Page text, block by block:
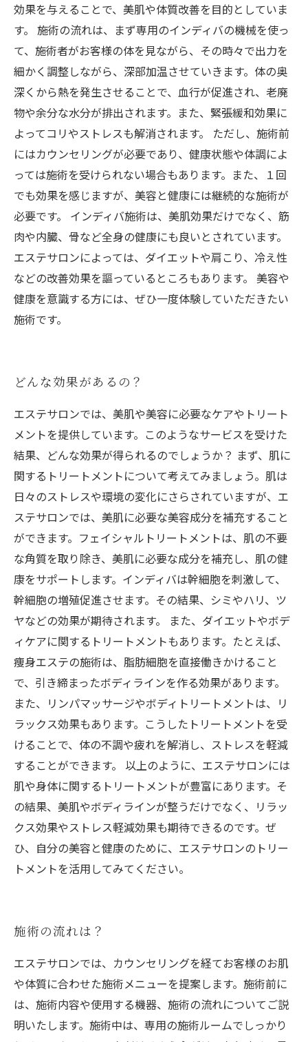
効果を与えることで、美肌や体質改善を目的としていま
す。 施術の流れは、まず専用のインディバの機械を使っ
て、施術者がお客様の体を見ながら、その時々で出力を
細かく調整しながら、深部加温させていきます。体の奥
深くから熱を発生させることで、血行が促進され、老廃
物や余分な水分が排出されます。また、緊張緩和効果に
よってコリやストレスも解消されます。 ただし、施術前
にはカウンセリングが必要であり、健康状態や体調によ
っては施術を受けられない場合もあります。また、１回
でも効果を感じますが、美容と健康には継続的な施術が
必要です。 インディバ施術は、美肌効果だけでなく、筋
肉や内臓、骨など全身の健康にも良いとされています。
エステサロンによっては、ダイエットや肩こり、冷え性
などの改善効果を謳っているところもあります。 美容や
健康を意識する方には、ぜひ一度体験していただきたい
施術です。
どんな効果があるの？
エステサロンでは、美肌や美容に必要なケアやトリート
メントを提供しています。このようなサービスを受けた
結果、どんな効果が得られるのでしょうか？ まず、肌に
関するトリートメントについて考えてみましょう。肌は
日々のストレスや環境の変化にさらされていますが、エ
ステサロンでは、美肌に必要な美容成分を補充すること
ができます。フェイシャルトリートメントは、肌の不要
な角質を取り除き、美肌に必要な成分を補充し、肌の健
康をサポートします。インディバは幹細胞を刺激して、
幹細胞の増殖促進させます。その結果、シミやハリ、ツ
ヤなどの効果が期待されます。 また、ダイエットやボデ
ィケアに関するトリートメントもあります。たとえば、
痩身エステの施術は、脂肪細胞を直接働きかけること
で、引き締まったボディラインを作る効果があります。
また、リンパマッサージやボディトリートメントは、リ
ラックス効果もあります。こうしたトリートメントを受
けることで、体の不調や疲れを解消し、ストレスを軽減
することができます。 以上のように、エステサロンには
肌や身体に関するトリートメントが豊富にあります。そ
の結果、美肌やボディラインが整うだけでなく、リラッ
クス効果やストレス軽減効果も期待できるのです。ぜ
ひ、自分の美容と健康のために、エステサロンのトリー
トメントを活用してみてください。
施術の流れは？
エステサロンでは、カウンセリングを経てお客様のお肌
や体質に合わせた施術メニューを提案します。施術前に
は、施術内容や使用する機器、施術の流れについてご説
明いたします。施術中は、専用の施術ルームでしっかり